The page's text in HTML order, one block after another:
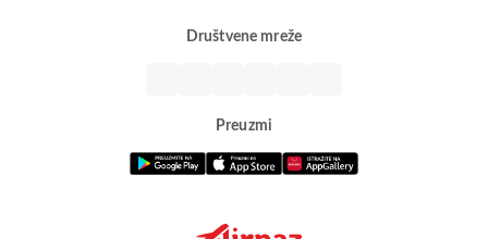
Društvene mreže
Preuzmi